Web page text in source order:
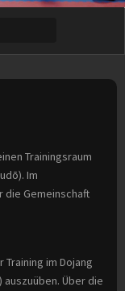
Trainingsraum
Im
die Gemeinschaft
im Dojang
auszuüben. Über die